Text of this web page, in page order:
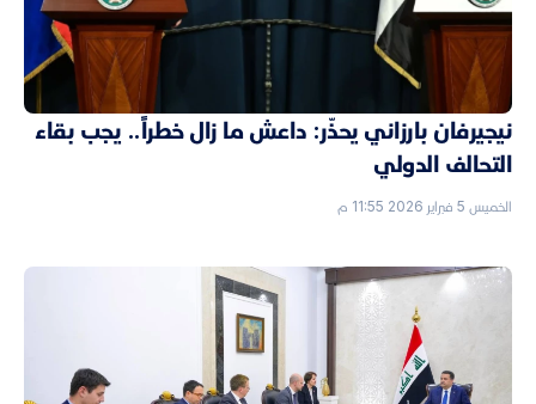
نيجيرفان بارزاني يحذّر: داعش ما زال خطراً.. يجب بقاء
التحالف الدولي
الخميس 5 فبراير 2026 11:55 م